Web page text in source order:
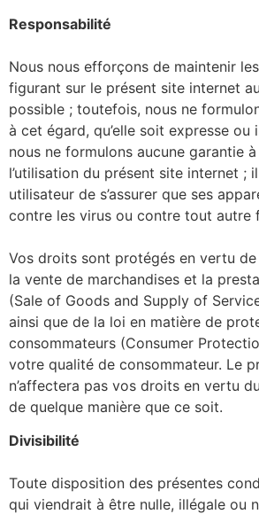
Responsabilité
Nous nous efforçons de maintenir
figurant sur le présent site internet
possible ; toutefois, nous ne
à cet égard, qu’elle soit expresse ou
nous ne formulons aucune garantie à
l’utilisation du présent site internet ;
utilisateur de s’assurer que ses
contre les virus ou contre tout autre
Vos droits sont protégés en vertu
la vente de marchandises et la
(Sale of Goods and Supply of
ainsi que de la loi en matière de
consommateurs (Consumer
votre qualité de consommateur. Le
n’affectera pas vos droits en vertu
de quelque manière que ce soit.
Divisibilité
Toute disposition des présentes
qui viendrait à être nulle, illégale ou